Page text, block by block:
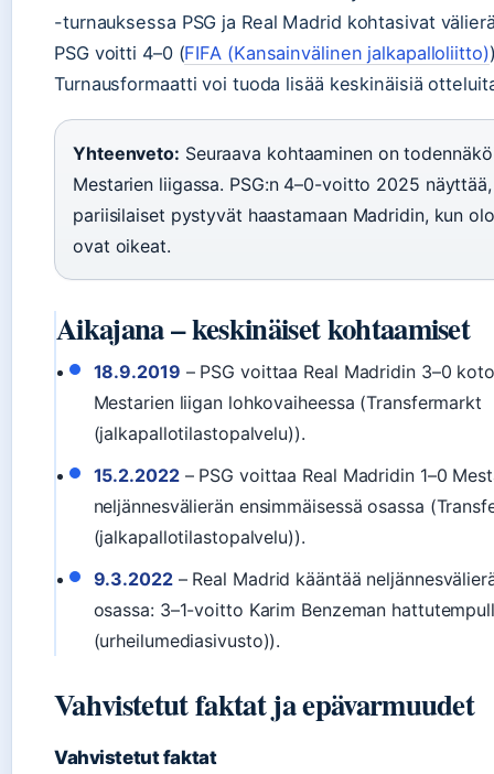
-turnauksessa PSG ja Real Madrid kohtasivat
PSG voitti 4–0 (FIFA (Kansainvälinen jalkapalloliitto)
Turnausformaatti voi tuoda lisää keskinäisiä
Yhteenveto: Seuraava kohtaaminen on
Mestarien liigassa. PSG:n 4–0-voitto 2025
pariisilaiset pystyvät haastamaan Madridin, kun
ovat oikeat.
Aikajana – keskinäiset kohtaamiset
18.9.2019 – PSG voittaa Real Madridin 3–0
Mestarien liigan lohkovaiheessa (Transfermarkt
(jalkapallotilastopalvelu)).
15.2.2022– PSG voittaa Real Madridin 1–0
neljännesvälierän ensimmäisessä osassa
(jalkapallotilastopalvelu)).
9.3.2022– Real Madrid kääntää
osassa: 3–1-voitto Karim Benzeman
(urheilumediasivusto)).
Vahvistetut faktat ja epävarmuudet
Vahvistetut faktat